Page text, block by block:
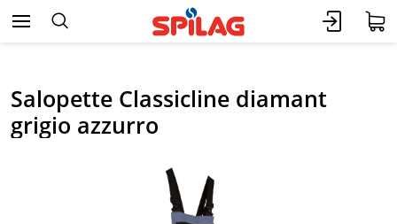
Salopette Classicline diamant
grigio azzurro